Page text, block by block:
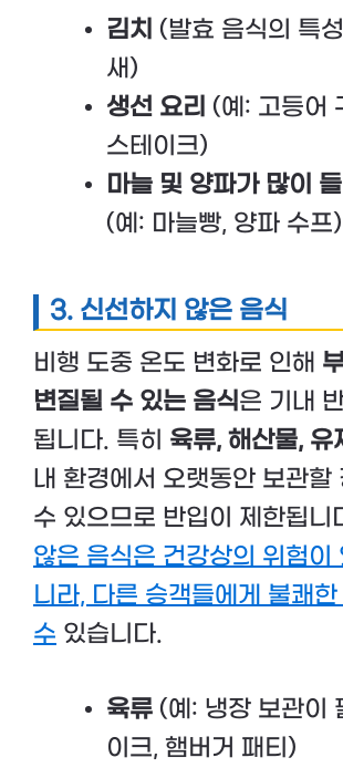
김치 (발효 음식의 특
새)
생선 요리 (예: 고등어
스테이크)
마늘 및 양파가 많이
(예: 마늘빵, 양파 수프)
3. 신선하지 않은 음식
비행 도중 온도 변화로 인해
변질될 수 있는 음식은 기내
됩니다. 특히 육류, 해산물, 유
내 환경에서 오랫동안 보관할
수 있으므로 반입이 제한됩니
않은 음식은 건강상의 위험이
니라, 다른 승객들에게 불쾌
수 있습니다.
육류 (예: 냉장 보관이
이크, 햄버거 패티)